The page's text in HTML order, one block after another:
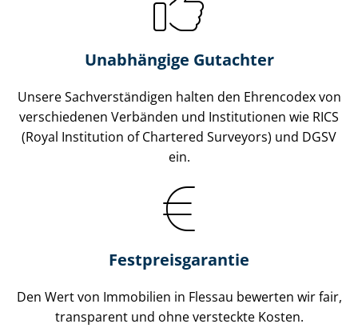
Unabhängige Gutachter
Unsere Sach­ver­stän­di­gen halten den Ehrencodex von
verschiedenen Verbänden und Institutionen wie RICS
(Royal Institution of Chartered Surveyors) und DGSV
ein.
Festpreis​garantie
Den Wert von Immobilien in Flessau bewerten wir fair,
transparent und ohne versteckte Kosten.